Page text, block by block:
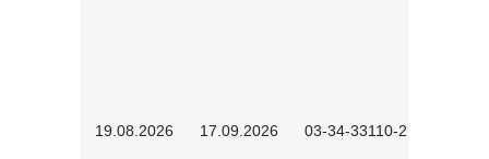
19.08.2026 17.09.2026 03-34-33110-2605